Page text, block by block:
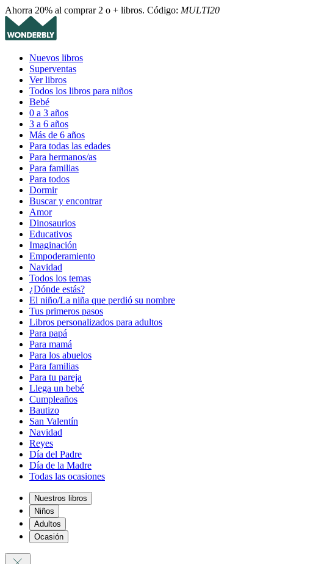
Ahorra 20% al comprar 2 o + libros. Código: MULTI20
Nuevos libros
Superventas
Ver libros
Todos los libros para niños
Bebé
0 a 3 años
3 a 6 años
Más de 6 años
Para todas las edades
Para hermanos/as
Para familias
Para todos
Dormir
Buscar y encontrar
Amor
Dinosaurios
Educativos
Imaginación
Empoderamiento
Navidad
Todos los temas
¿Dónde estás?
El niño/La niña que perdió su nombre
Tus primeros pasos
Libros personalizados para adultos
Para papá
Para mamá
Para los abuelos
Para familias
Para tu pareja
Llega un bebé
Cumpleaños
Bautizo
San Valentín
Navidad
Reyes
Día del Padre
Día de la Madre
Todas las ocasiones
Nuestros libros
Niños
Adultos
Ocasión